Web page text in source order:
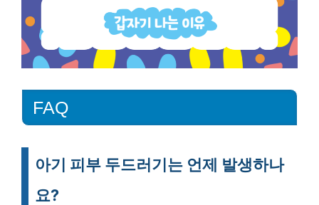
FAQ
아기 피부 두드러기는 언제 발생하나
요?